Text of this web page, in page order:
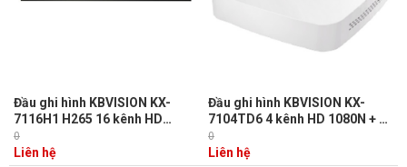
Đầu ghi hình KBVISION KX-
7116H1 H265 16 kênh HD
1080N + 2 kênh IP, 1 Sata,
Audio 1/1, Onvif, kết nối 5 in 1
0
Liên hệ
Đầu ghi hình KBVISION KX-
7104TD6 4 kênh HD 1080N + 1
kênh IP, 1 Sata, Audio 1/1,
Onvif, kết nối 5 in 1
0
Liên hệ